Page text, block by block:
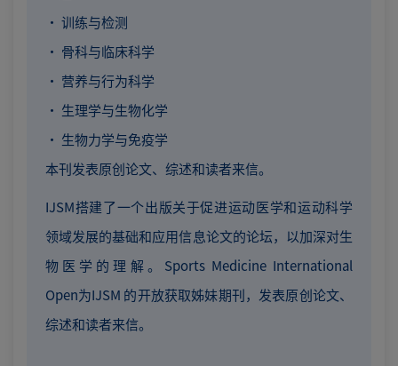
· 训练与检测
· 骨科与临床科学
· 营养与行为科学
· 生理学与生物化学
· 生物力学与免疫学
本刊发表原创论文、综述和读者来信。
IJSM搭建了一个出版关于促进运动医学和运动科学
领域发展的基础和应用信息论文的论坛，以加深对生
物医学的理解。Sports Medicine International
Open为IJSM 的开放获取姊妹期刊，发表原创论文、
综述和读者来信。